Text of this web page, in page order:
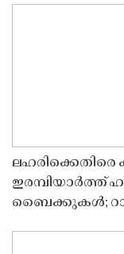
ഇരമ്പിയാർത്ത്
ബൈക്കുകൾ;